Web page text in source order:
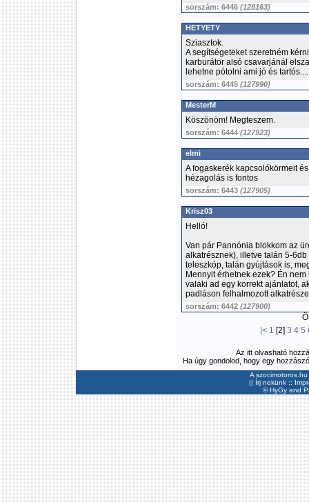
sorszám: 6446 (128163)
HETYETY
Sziasztok.
A segítségeteket szeretném
karburátor alsó csavarjánál
lehetne pótolni ami jó és
sorszám: 6445 (127990)
MesterM
Köszönöm! Megteszem.
sorszám: 6444 (127923)
elmi
A fogaskerék kapcsolókörmeit
hézagolás is fontos
sorszám: 6443 (127905)
Krisz03
Helló!
Van pár Pannónia blokkom az
alkatrésznek), illetve talán 5-
teleszkóp, talán gyújtások is,
Mennyit érhetnek ezek? Én
valaki ad egy korrekt ajánlatot,
padláson felhalmozott
sorszám: 6442 (127900)
|< 1 [2] 3 4 5
Az itt olvasható
Ha úgy gondolod, hogy egy
A
|| Írj nekünk ::
©HyGyand